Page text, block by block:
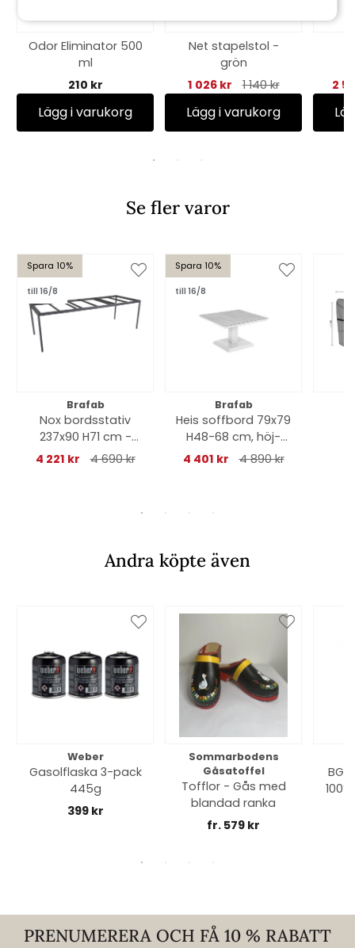
Odor Eliminator 500
ml
210 kr
Lägg i varukorg
Net stapelstol -
grön
1 026 kr
1 140 kr
Lägg i varukorg
2
Se fler varor
Spara 10%
till 16/8
Brafab
Nox bordsstativ
237x90 H71 cm -
matt antracit
4 221 kr 4 690 kr
Spara 10%
till 16/8
Brafab
Heis soffbord 79x79
H48-68 cm, höj-
och sänkbart -
4 401 kr 4 890 kr
Andra köpte även
Weber
Gasolflaska 3-pack
445g
399 kr
Sommarbodens
Gåsatoffel
Tofflor - Gås med
blandad ranka
fr. 579 kr
PRENUMERERA OCH FÅ 10 % RABATT